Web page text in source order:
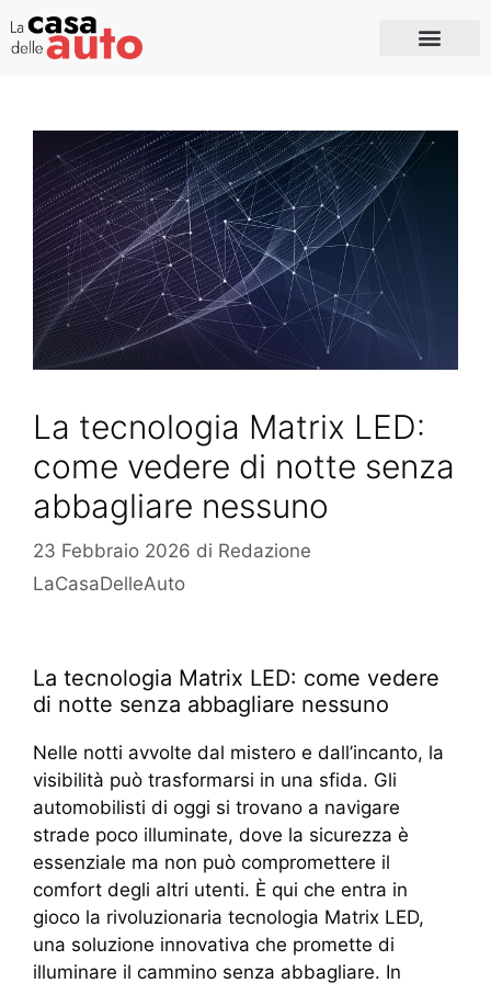
La tecnologia Matrix LED:
come vedere di notte senza
abbagliare nessuno
23 Febbraio 2026 di Redazione
LaCasaDelleAuto
La tecnologia Matrix LED: come vedere
di notte senza abbagliare nessuno
Nelle notti avvolte dal mistero e dall’incanto, la
visibilità può trasformarsi in una sfida. Gli
automobilisti di oggi si trovano a navigare
strade poco illuminate, dove la sicurezza è
essenziale ma non può compromettere il
comfort degli altri utenti. È qui che entra in
gioco la rivoluzionaria tecnologia Matrix LED,
una soluzione innovativa che promette di
illuminare il cammino senza abbagliare. In